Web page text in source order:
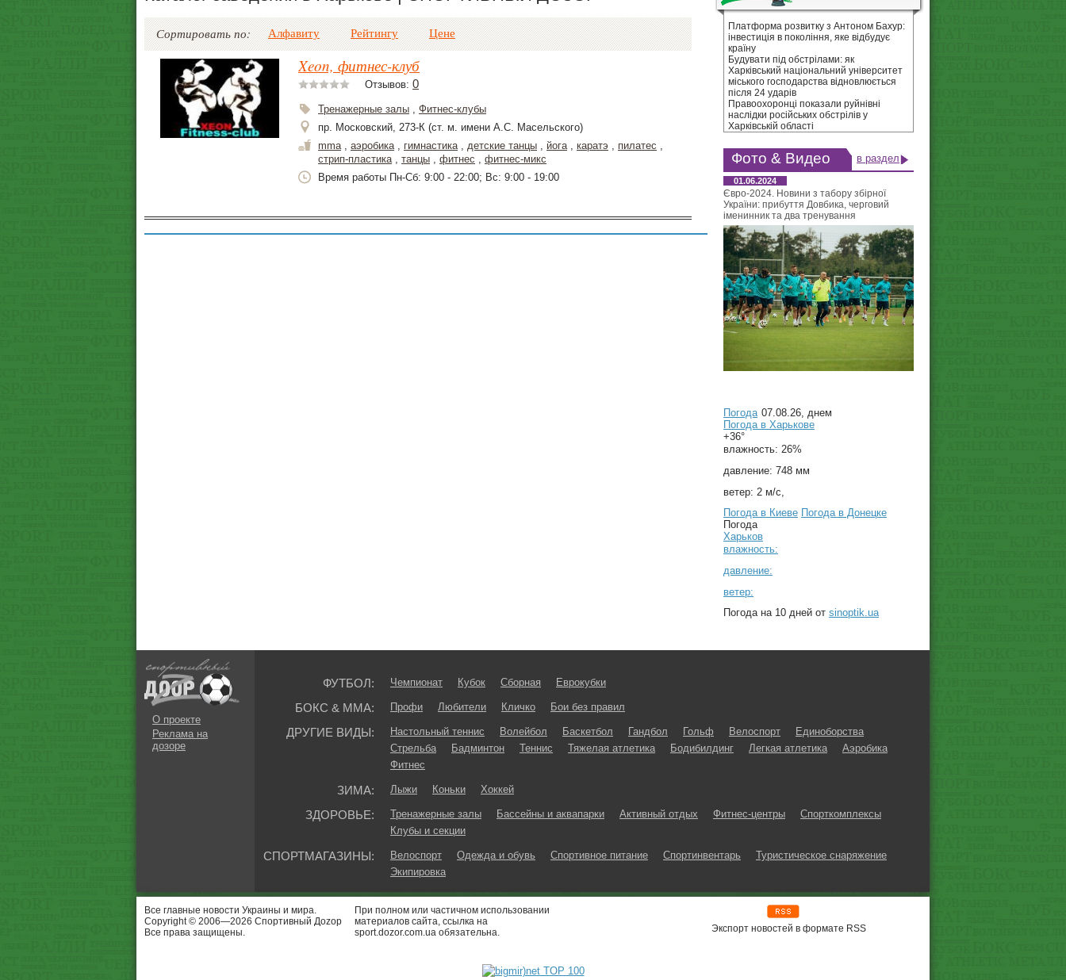
Сортировать по: Алфавиту Рейтингу Цене
Xeon, фитнес-клуб
Отзывов: 0
Тренажерные залы , Фитнес-клубы
пр. Московский, 273-К (ст. м. имени А.С. Масельского)
mma, аэробика, гимнастика, детские танцы , йога, каратэ , пилатес ,
стрип-пластика, танцы , фитнес , фитнес-микс
Время работы Пн-Сб: 9:00 - 22:00; Вс: 9:00 - 19:00
Платформа розвитку з Антоном Бахур:
інвестиція в покоління, яке відбудує
країну
Будувати під обстрілами: як
Харківський національний університет
міського господарства відновлюється
після 24 ударів
Правоохоронці показали руйнівні
наслідки російських обстрілів у
Харківській області
Фото & Видео в раздел
01.06.2024
Євро-2024. Новини з табору збірної
України: прибуття Довбика, черговий
іменинник та два тренування
Погода 07.08.26, днем
Погода в Харькове
+36°
влажность: 26%
давление: 748 мм
ветер: 2 м/с,
Погода в Киеве Погода в Донецке
Погода
Харьков
влажность:
давление:
ветер:
Погода на 10 дней от sinoptik.ua
О проекте
Реклама на
дозоре
ФУТБОЛ: Чемпионат Кубок Сборная Еврокубки
БОКС & ММА: Профи Любители Кличко Бои без правил
ДРУГИЕ ВИДЫ: Настольный теннис Волейбол Баскетбол Гандбол Гольф Велоспорт
Единоборства
Стрельба
Бадминтон Теннис Тяжелая атлетика Бодибилдинг Легкая атлетика
Аэробика
Фитнес
ЗИМА: Лыжи Коньки Хоккей
ЗДОРОВЬЕ: Тренажерные залы Бассейны и аквапарки Активный отдых Фитнес-центры
Спорткомплексы
Клубы и секции
СПОРТМАГАЗИНЫ: Велоспорт Одежда и обувь Спортивное питание Спортинвентарь
Туристическое снаряжение
Экипировка
Все главные новости Украины и мира.
Copyright © 2006—2026 Спортивный Доzор
Все права защищены.
При полном или частичном использовании
материалов сайта, ссылка на
sport.dozor.com.ua обязательна.
Экспорт новостей в формате RSS